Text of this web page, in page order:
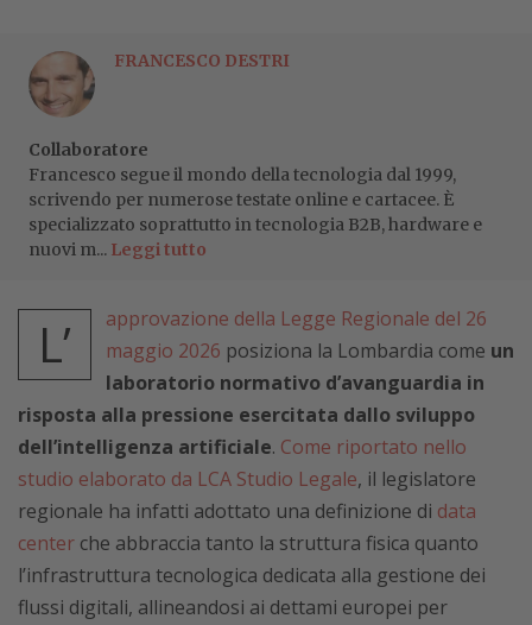
FRANCESCO DESTRI
Collaboratore
Francesco segue il mondo della tecnologia dal 1999,
scrivendo per numerose testate online e cartacee. È
specializzato soprattutto in tecnologia B2B, hardware e
nuovi m... Leggi tutto
L’
approvazione della Legge Regionale del 26
maggio 2026 posiziona la Lombardia come un
laboratorio normativo d’avanguardia in
risposta alla pressione esercitata dallo sviluppo
dell’intelligenza artificiale. Come riportato nello
studio elaborato da LCA Studio Legale, il legislatore
regionale ha infatti adottato una definizione di data
center che abbraccia tanto la struttura fisica quanto
l’infrastruttura tecnologica dedicata alla gestione dei
flussi digitali, allineandosi ai dettami europei per